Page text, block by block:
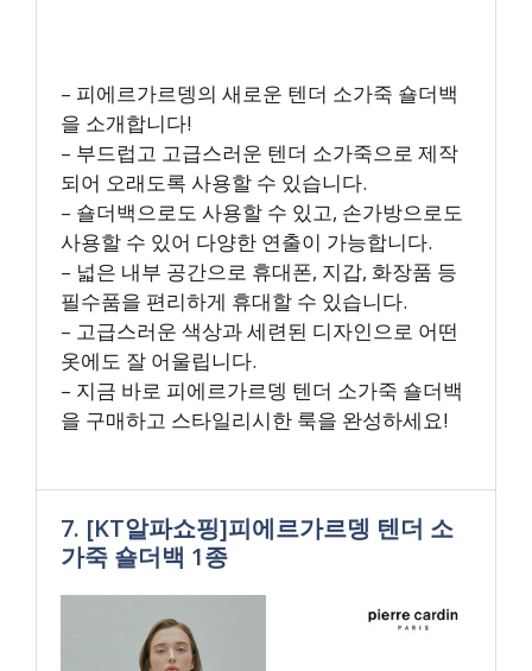
– 피에르가르뎅의 새로운 텐더 소가죽 숄더백
을 소개합니다!
– 부드럽고 고급스러운 텐더 소가죽으로 제작
되어 오래도록 사용할 수 있습니다.
– 숄더백으로도 사용할 수 있고, 손가방으로도
사용할 수 있어 다양한 연출이 가능합니다.
– 넓은 내부 공간으로 휴대폰, 지갑, 화장품 등
필수품을 편리하게 휴대할 수 있습니다.
– 고급스러운 색상과 세련된 디자인으로 어떤
옷에도 잘 어울립니다.
– 지금 바로 피에르가르뎅 텐더 소가죽 숄더백
을 구매하고 스타일리시한 룩을 완성하세요!
7. [KT알파쇼핑]피에르가르뎅 텐더 소
가죽 숄더백 1종